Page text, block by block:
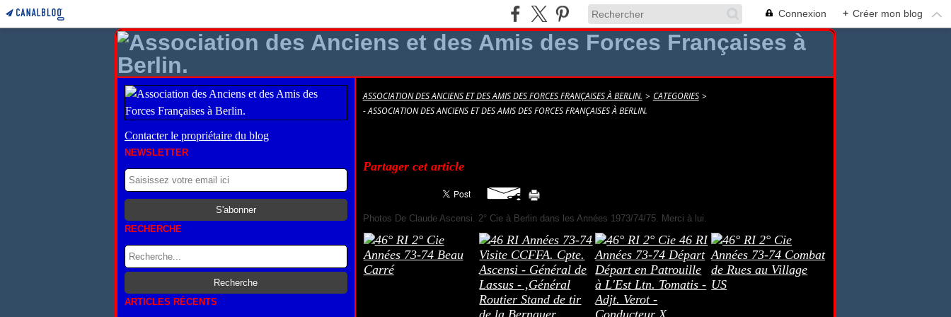
Connexion + Créer mon blog
Contacter le propriétaire du blog
NEWSLETTER
RECHERCHE
ARTICLES RÉCENTS
ASSOCIATION DES ANCIENS ET DES AMIS DES FORCES FRANÇAISES À BERLIN. > CATEGORIES >
- ASSOCIATION DES ANCIENS ET DES AMIS DES FORCES FRANÇAISES À BERLIN.
Partager cet article
Photos De Claude Ascensi. 2° Cie à Berlin dans les Années 1973/74/75. Merci à lui.